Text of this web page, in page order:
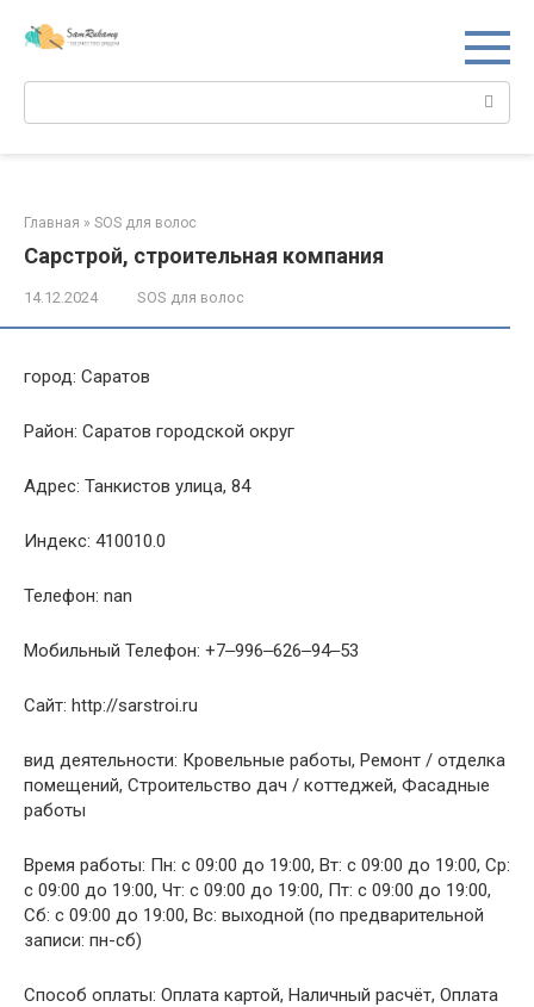
Главная » SOS для волос
Сарстрой, строительная компания
14.12.2024 SOS для волос
город: Саратов
Район: Саратов городской округ
Адрес: Танкистов улица, 84
Индекс: 410010.0
Телефон: nan
Мобильный Телефон: +7‒996‒626‒94‒53
Сайт: http://sarstroi.ru
вид деятельности: Кровельные работы, Ремонт / отделка
помещений, Строительство дач / коттеджей, Фасадные
работы
Время работы: Пн: с 09:00 до 19:00, Вт: с 09:00 до 19:00, Ср:
с 09:00 до 19:00, Чт: с 09:00 до 19:00, Пт: с 09:00 до 19:00,
Сб: с 09:00 до 19:00, Вс: выходной (по предварительной
записи: пн-сб)
Способ оплаты: Оплата картой, Наличный расчёт, Оплата